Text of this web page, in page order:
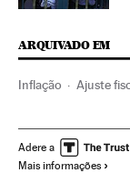
ARQUIVADO EM
Inflação Ajuste
Joaquim Levy
Crescimento
Adere a
Mais informações